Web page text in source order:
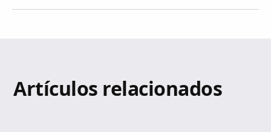
Artículos relacionados